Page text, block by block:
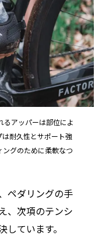
るアッパーは部位によ
耐久性とサポート強
グのために柔軟なつ
ペダリングの手
、次項のテンシ
ています。